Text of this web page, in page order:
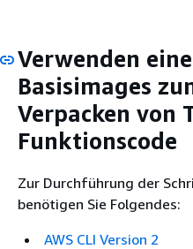
Verwenden
Basisimages
Verpacken von
Funktionscode
Zur Durchführung der
benötigen Sie Folgendes:
AWS CLI Version 2